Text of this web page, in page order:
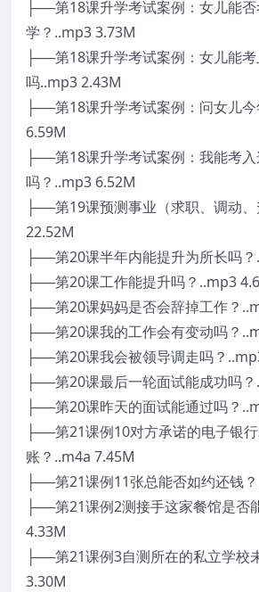
├──第18课升学考试案例：女儿能
学？..mp3 3.73M
├──第18课升学考试案例：女儿能
吗..mp3 2.43M
├──第18课升学考试案例：问女儿
6.59M
├──第18课升学考试案例：我能考
吗？..mp3 6.52M
├──第19课预测事业（求职、调动
22.52M
├──第20课半年内能提升为所长吗
├──第20课工作能提升吗？..mp3
├──第20课妈妈是否会辞掉工作？
├──第20课我的工作会有变动吗？
├──第20课我会被领导调走吗？
├──第20课最后一轮面试能成功吗
├──第20课昨天的面试能通过吗？
├──第21课例10对方承诺的电子银
账？..m4a 7.45M
├──第21课例11张总能否如约还钱
├──第21课例2测接手这家餐馆是否
4.33M
├──第21课例3自测所在的私立学校
3.30M